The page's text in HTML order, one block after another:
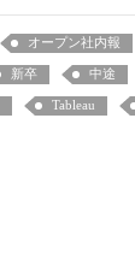
オープン社内報
新卒 中途
Tableau